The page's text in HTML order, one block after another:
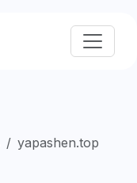
yapashen.top